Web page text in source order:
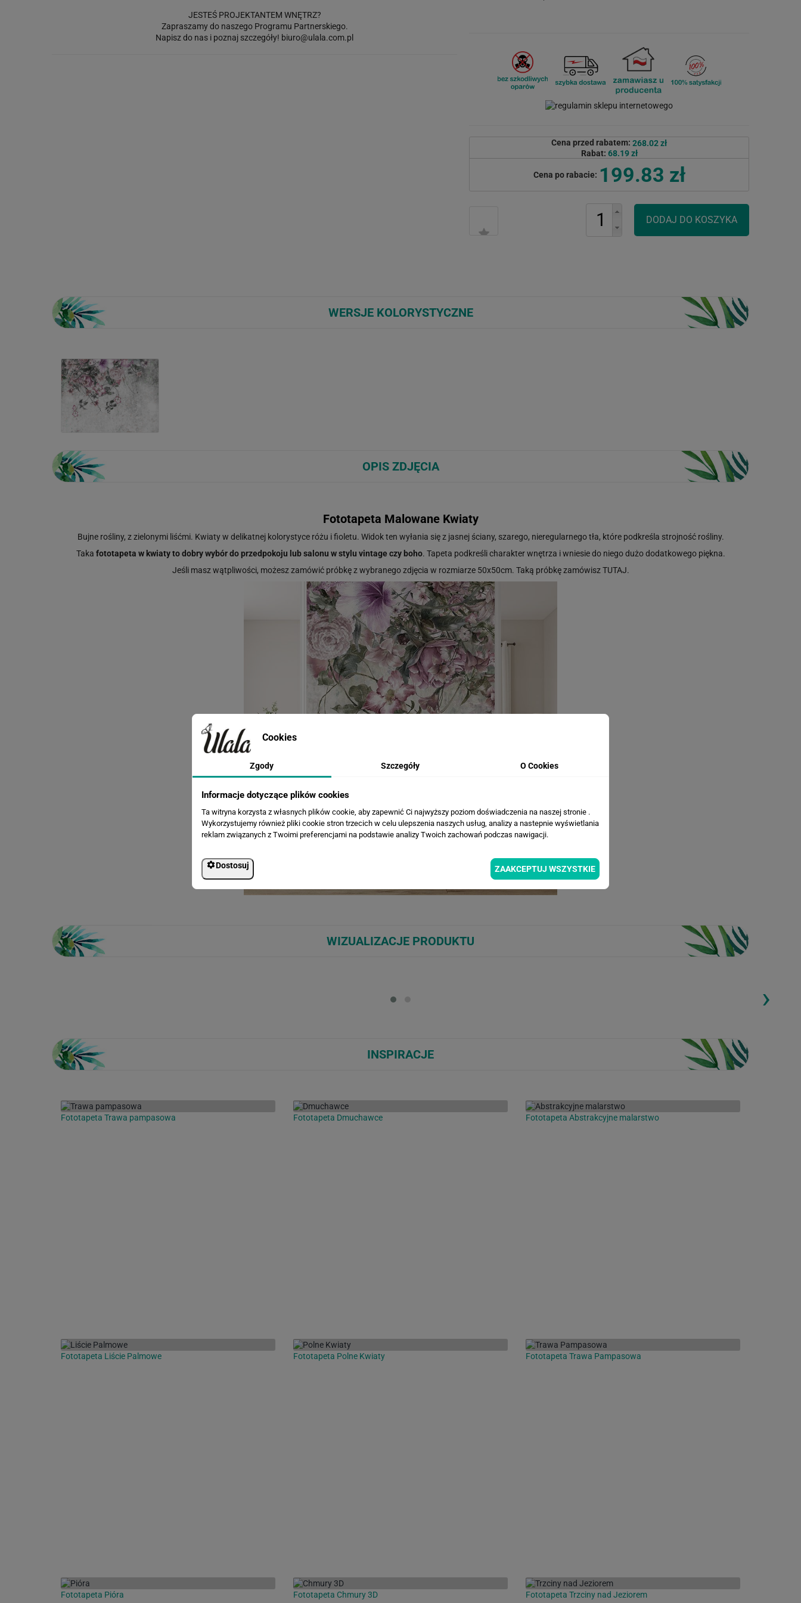
JESTEŚ PROJEKTANTEM WNĘTRZ?
Zapraszamy do naszego Programu Partnerskiego.
Napisz do nas i poznaj szczegóły! biuro@ulala.com.pl
Cena przed rabatem: 268.02 zł
Rabat: 68.19 zł
Cena po rabacie: 199.83 zł
WERSJE KOLORYSTYCZNE
OPIS ZDJĘCIA
Fototapeta Malowane Kwiaty
Bujne rośliny, z zielonymi liśćmi. Kwiaty w delikatnej kolorystyce różu i fioletu. Widok ten wyłania się z jasnej ściany, szarego, nieregularnego tła, które podkreśla strojność rośliny.
Taka fototapeta w kwiaty to dobry wybór do przedpokoju lub salonu w stylu vintage czy boho. Tapeta podkreśli charakter wnętrza i wniesie do niego dużo dodatkowego piękna.
Jeśli masz wątpliwości, możesz zamówić próbkę z wybranego zdjęcia w rozmiarze 50x50cm. Taką próbkę zamówiszTUTAJ.
WIZUALIZACJE PRODUKTU
Loading...
›
INSPIRACJE
Fototapeta Trawa pampasowa Fototapeta Dmuchawce Fototapeta Abstrakcyjne malarstwo
Fototapeta Liście Palmowe Fototapeta Polne Kwiaty Fototapeta Trawa Pampasowa
Fototapeta Pióra Fototapeta Chmury 3D Fototapeta Trzciny nad Jeziorem
Cookies
Zgody Szczegóły O Cookies
Informacje dotyczące plików cookies
Ta witryna korzysta z własnych plików cookie, aby zapewnić Ci najwyższy poziom doświadczenia na naszej stronie .
Wykorzystujemy również pliki cookie stron trzecich w celu ulepszenia naszych usług, analizy a nastepnie wyświetlania
reklam związanych z Twoimi preferencjami na podstawie analizy Twoich zachowań podczas nawigacji.
Dostosuj ZAAKCEPTUJ WSZYSTKIE